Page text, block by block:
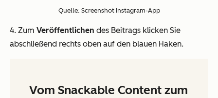
Quelle: Screenshot Instagram-App
4. Zum Veröffentlichen des Beitrags klicken Sie
abschließend rechts oben auf den blauen Haken.
Vom Snackable Content zum